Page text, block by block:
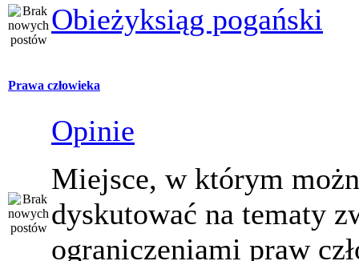
Obieżyksiąg pogański
Prawa człowieka
Opinie
Miejsce, w którym
dyskutować na tematy
ograniczeniami praw